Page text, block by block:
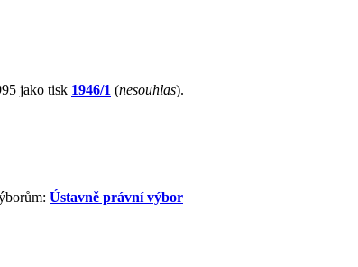
jako tisk 1946/1 (nesouhlas).
Ústavně právní výbor